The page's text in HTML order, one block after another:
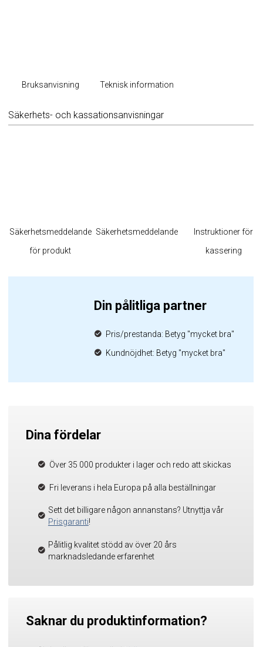
Bruksanvisning Teknisk information
Säkerhets- och kassationsanvisningar
Säkerhetsmeddelande
för produkt
Säkerhetsmeddelande
Instruktioner för
kassering
Din pålitliga partner
Pris/prestanda: Betyg "mycket bra"
Kundnöjdhet: Betyg "mycket bra"
Dina fördelar
Över 35 000 produkter i lager och redo att skickas
Fri leverans i hela Europa på alla beställningar
Sett det billigare någon annanstans? Utnyttja vår
Prisgaranti!
Pålitlig kvalitet stödd av över 20 års
marknadsledande erfarenhet
Saknar du produktinformation?